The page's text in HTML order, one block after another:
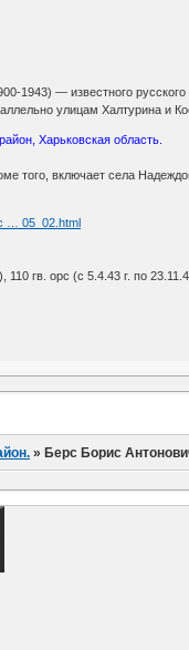
1943) — известного
улицам Халтурина и
Харьковская область.
того, включает села
… 05_02.html
гв. орс (с 5.4.43 г. по
» Берс Борис